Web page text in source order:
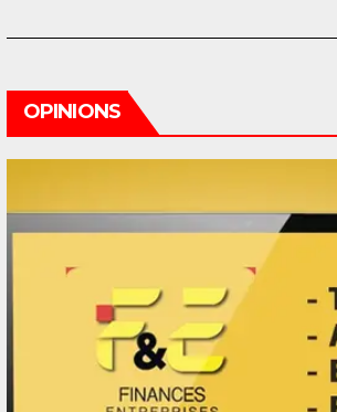
OPINIONS